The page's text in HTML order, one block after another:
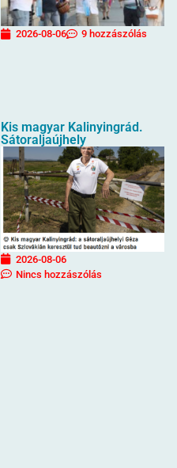
2026-08-06 9 hozzászólás
Kis magyar Kalinyingrád.
Sátoraljaújhely
2026-08-06
Nincs hozzászólás